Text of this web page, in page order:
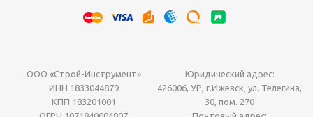
ООО «Строй-Инструмент»
ИНН 1833044879
КПП 183201001
Юридический адрес:
426006, УР, г.Ижевск, ул. Телегина,
30, пом. 270